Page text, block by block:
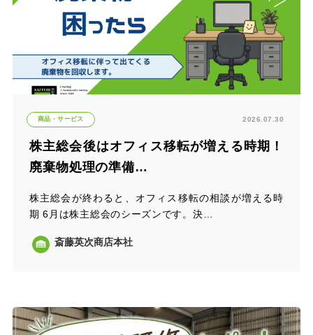
商品・サービス 2026.07.30
株主総会後はオフィス移転が増える時期！
廃棄物処理の準備…
株主総会が終わると、オフィス移転の相談が増える時
期 6月は株主総会のシーズンです。決…
斎藤英次商店本社